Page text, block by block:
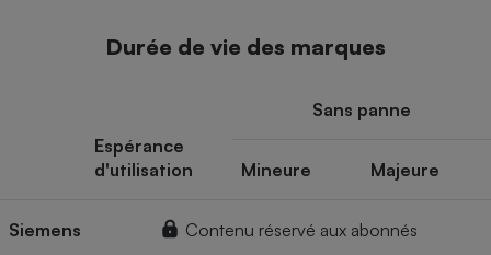
Durée de vie des marques
Espérance
d'utilisation
Sans panne
Mineure Majeure
Siemens Contenu réservé aux abonnés